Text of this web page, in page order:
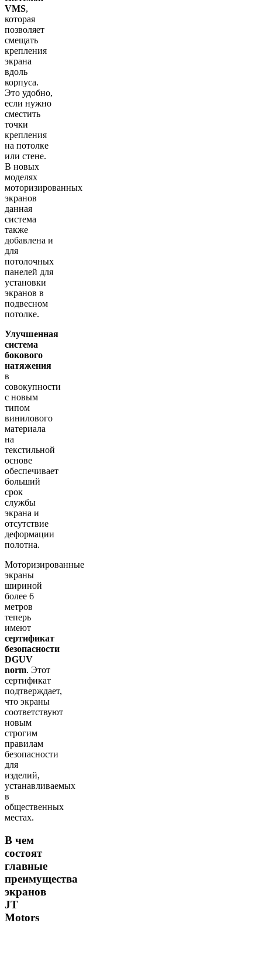
VMS,
которая
позволяет
смещать
крепления
экрана
вдоль
корпуса.
Это удобно,
если нужно
сместить
точки
крепления
на потолке
или стене.
В новых
моделях
моторизированных
экранов
данная
система
также
добавлена и
для
потолочных
панелей для
установки
экранов в
подвесном
потолке.
Улучшенная
система
бокового
натяжения
в
совокупности
с новым
типом
винилового
материала
на
текстильной
основе
обеспечивает
больший
срок
службы
экрана и
отсутствие
деформации
полотна.
Моторизированные
экраны
шириной
более 6
метров
теперь
имеют
сертификат
безопасности
DGUV
norm. Этот
сертификат
подтверждает,
что экраны
соответствуют
новым
строгим
правилам
безопасности
для
изделий,
устанавливаемых
в
общественных
местах.
В чем
состоят
главные
преимущества
экранов
JT
Motors